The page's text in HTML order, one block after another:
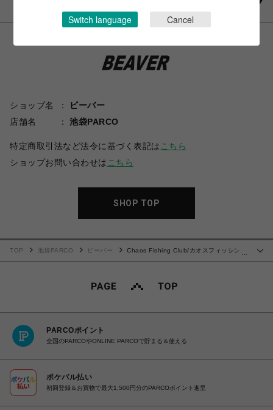
ショップ名
ビーバー
店舗名
池袋PARCO
特定商取引法など法令に基づく表記は こちら
ショップお問い合わせは こちら
SHOP TOP
TOP 池袋PARCO ビーバー
Chaos Fishing Club/カオスフィッシング
PARCOポイント
全国のPARCOやONLINE PARCOで貯まる＆使える
ポケパル払い
初回登録＆お買物で最大1,500円分のPARCOポイント進呈
Switch language Cancel